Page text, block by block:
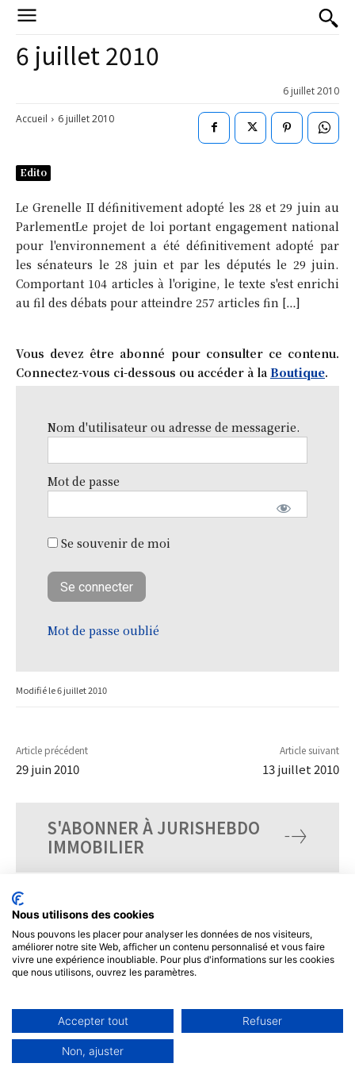
6 juillet 2010
6 juillet 2010
Accueil 6 juillet 2010
Edito
Le Grenelle II définitivement adopté les 28 et 29 juin au
ParlementLe projet de loi portant engagement national
pour l'environnement a été définitivement adopté par
les sénateurs le 28 juin et par les députés le 29 juin.
Comportant 104 articles à l'origine, le texte s'est enrichi
au fil des débats pour atteindre 257 articles fin […]
Vous devez être abonné pour consulter ce contenu.
Connectez-vous ci-dessous ou accéder à la Boutique.
Nom d'utilisateur ou adresse de messagerie.
Mot de passe
Se souvenir de moi
Mot de passe oublié
Modifié le6 juillet 2010
Article précédent
29 juin 2010
Article suivant
13 juillet 2010
S'ABONNER À JURISHEBDO
IMMOBILIER
Nous utilisons des cookies
Nous pouvons les placer pour analyser les données de nos visiteurs,
améliorer notre site Web, afficher un contenu personnalisé et vous faire
vivre une expérience inoubliable. Pour plus d'informations sur les cookies
que nous utilisons, ouvrez les paramètres.
Accepter tout Refuser
Non, ajuster